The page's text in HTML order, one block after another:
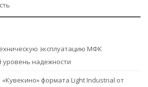
эксплуатацию МФК
уровень надежности
формата Light Industrial от